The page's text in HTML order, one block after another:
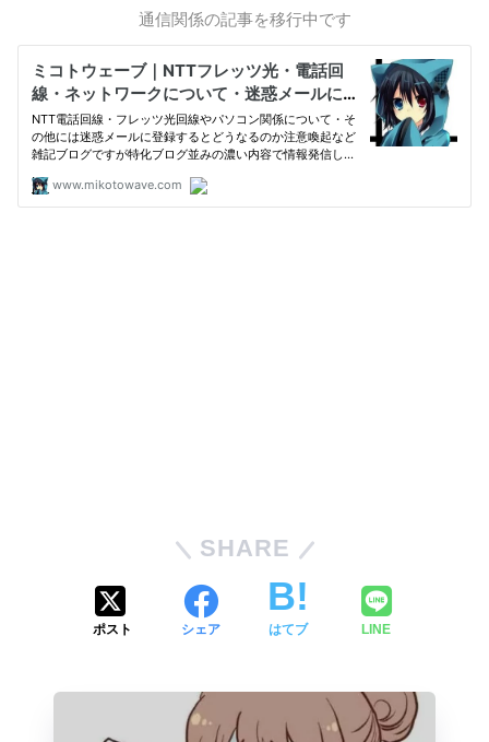
通信関係の記事を移行中です
SHARE
ポスト シェア はてブ LINE